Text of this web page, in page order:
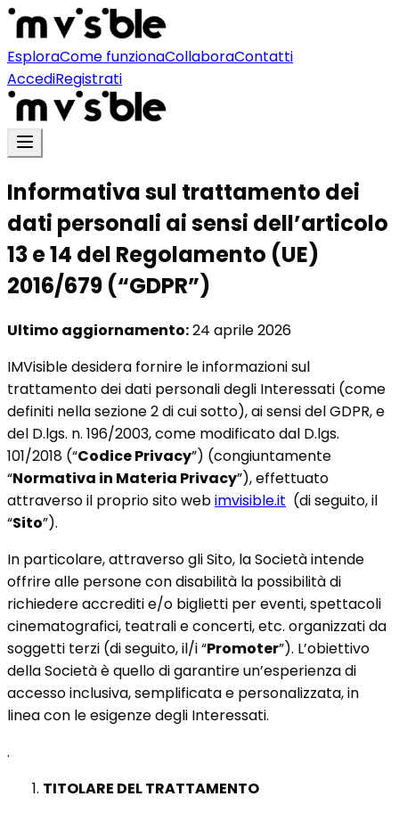
EsploraCome funzionaCollaboraContatti
AccediRegistrati
Informativa sul trattamento dei
dati personali ai sensi dell’articolo
13 e 14 del Regolamento (UE)
2016/679 (“GDPR”)
Ultimo aggiornamento:24 aprile 2026
IMVisible desidera fornire le informazioni sul
trattamento dei dati personali degli Interessati (come
definiti nella sezione 2 di cui sotto), ai sensi del GDPR, e
del D.lgs. n. 196/2003, come modificato dal D.lgs.
101/2018 (“Codice Privacy”) (congiuntamente
“Normativa in Materia Privacy”), effettuato
attraverso il proprio sito webimvisible.it (di seguito, il
“Sito”).
In particolare, attraverso gli Sito, la Società intende
offrire alle persone con disabilità la possibilità di
richiedere accrediti e/o biglietti per eventi, spettacoli
cinematografici, teatrali e concerti, etc. organizzati da
soggetti terzi (di seguito, il/i “Promoter”). L’obiettivo
della Società è quello di garantire un’esperienza di
accesso inclusiva, semplificata e personalizzata, in
linea con le esigenze degli Interessati.
.
TITOLARE DEL TRATTAMENTO